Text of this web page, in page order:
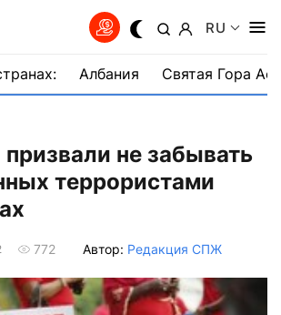
RU
Албания Святая Гора
не забывать
террористами
772 Автор: Редакция СПЖ